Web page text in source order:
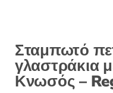
Σταμπωτό
γλαστράκια
Κνωσός –